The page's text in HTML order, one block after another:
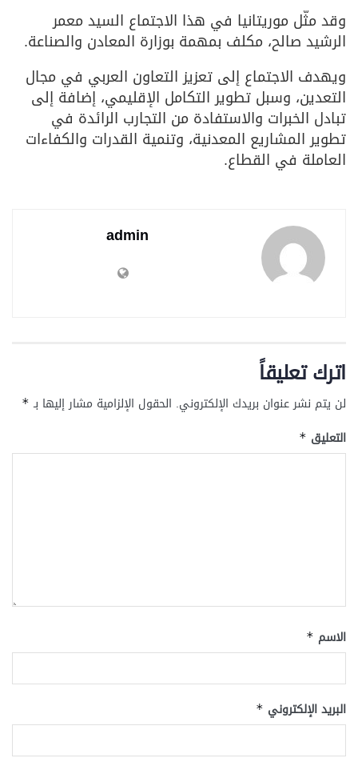
وقد مثّل موريتانيا في هذا الاجتماع السيد معمر
الرشيد صالح، مكلف بمهمة بوزارة المعادن والصناعة.
ويهدف الاجتماع إلى تعزيز التعاون العربي في مجال
التعدين، وسبل تطوير التكامل الإقليمي، إضافة إلى
تبادل الخبرات والاستفادة من التجارب الرائدة في
تطوير المشاريع المعدنية، وتنمية القدرات والكفاءات
العاملة في القطاع.
admin
اترك تعليقاً
لن يتم نشر عنوان بريدك الإلكتروني. الحقول الإلزامية مشار إليها بـ *
التعليق *
الاسم *
البريد الإلكتروني *